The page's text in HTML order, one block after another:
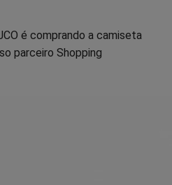
é comprando a camiseta
parceiro Shopping